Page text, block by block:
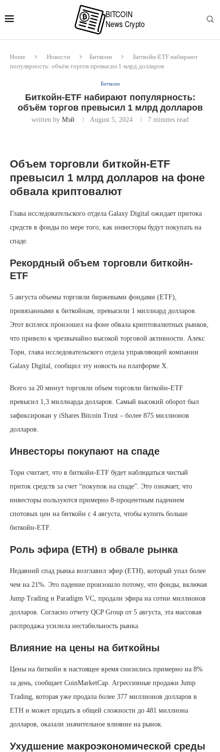
Home Новости Биткоин
Биткойн-ETF набирают
популярность: объём торгов превысил 1 млрд долларов
Биткоин
Биткойн-ETF набирают популярность:
объём торгов превысил 1 млрд долларов
written by Мэй August 5, 2024 7 minutes read
Объем торговли биткойн-ETF
превысил 1 млрд долларов на фоне
обвала криптовалют
Глава исследовательского отдела Galaxy Digital ожидает притока
средств в фонды по мере того, как инвесторы будут покупать на
спаде.
Рекордный объем торговли биткойн-
ETF
5 августа объемы торговли биржевыми фондами (ETF),
привязанными к биткойнам, превысили 1 миллиард долларов.
Этот всплеск произошел на фоне обвала криптовалютных рынков,
что привело к чрезвычайно высокой торговой активности. Алекс
Торн, глава исследовательского отдела управляющей компании
Galaxy Digital, сообщил эту новость на платформе X.
Всего за 20 минут торговли объем торговли биткойн-ETF
превысил 1,3 миллиарда долларов. Самый высокий оборот был
зафиксирован у iShares Bitcoin Trust – более 875 миллионов
долларов.
Инвесторы покупают на спаде
Торн считает, что в биткойн-ETF будет наблюдаться чистый
приток средств за счет “покупок на спаде”. Это означает, что
инвесторы пользуются примерно 8-процентным падением
спотовых цен на биткойн с 4 августа, чтобы купить больше
биткойн-ETF.
Роль эфира (ETH) в обвале рынка
Недавний спад рынка возглавил эфир (ETH), который упал более
чем на 21%. Это падение произошло потому, что фонды, включая
Jump Trading и Paradigm VC, продали эфира на сотни миллионов
долларов. Согласно отчету QCP Group от 5 августа, эта массовая
распродажа усилила нестабильность рынка.
Влияние на цены на биткойны
Цены на биткойн в настоящее время снизились примерно на 8%
за день, сообщает CoinMarketCap. Агрессивные продажи Jump
Trading, которая уже продала более 377 миллионов долларов в
ETH и может продать в общей сложности до 481 миллиона
долларов, оказали значительное влияние на рынок.
Ухудшение макроэкономической среды